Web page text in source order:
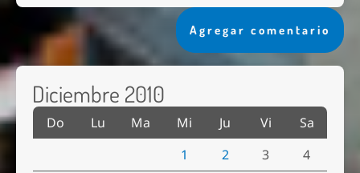
Agregar comentario
Diciembre 2010
Do Lu Ma Mi Ju Vi
Sa
1
2 3
4